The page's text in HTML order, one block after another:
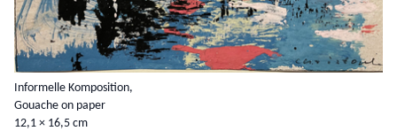
Informelle Komposition,
Gouache on paper
12,1 × 16,5 cm